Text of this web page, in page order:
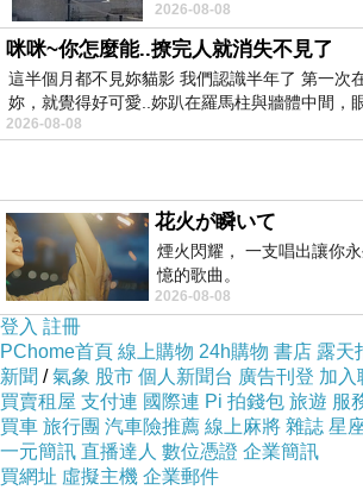
SHANGPREE『超服貼』面膜秘
用的材質是『日本高級木製紙』
日本高級木製紙保溼度是一般面膜
韓國高級紅蔘萃取，延緩肌膚老
紋，賦予肌膚緊緻
用以紀念統一義大利統一後
2026-08-08
咪咪~你怎麼能..撩完人就消失不見了
這半個月都不見妳貓影 我們認識半年了 第一次
妳，就覺得好可愛..妳趴在羅馬柱與牆體中間，
2026-08-08
花火が瞬いて
煙火閃耀， 一支唱出讓你
憶的歌曲。
2026-08-08
登入 註冊
PChome首頁 線上購物 24h購物 書店 露天
新聞 /氣象 股市 個人新聞台 廣告刊登 加入
買賣租屋 支付連 國際連 Pi 拍錢包 旅遊 服
買車 旅行團 汽車險推薦 線上麻將 雜誌 星
一元簡訊 直播達人 數位憑證 企業簡訊
買網址 虛擬主機 企業郵件